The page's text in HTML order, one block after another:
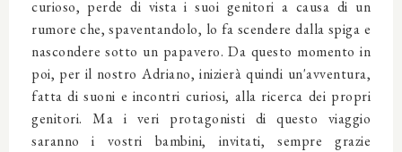
curioso, perde di vista i suoi genitori a causa di un
rumore che, spaventandolo, lo fa scendere dalla spiga e
nascondere sotto un papavero. Da questo momento in
poi, per il nostro Adriano, inizierà quindi un'avventura,
fatta di suoni e incontri curiosi, alla ricerca dei propri
genitori. Ma i veri protagonisti di questo viaggio
saranno i vostri bambini, invitati, sempre grazie